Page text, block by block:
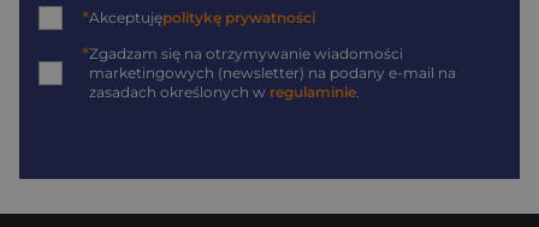
*Akceptujępolitykę prywatności
*Zgadzam się na otrzymywanie wiadomości
marketingowych (newsletter) na podany e-mail na
zasadach określonych w regulaminie.